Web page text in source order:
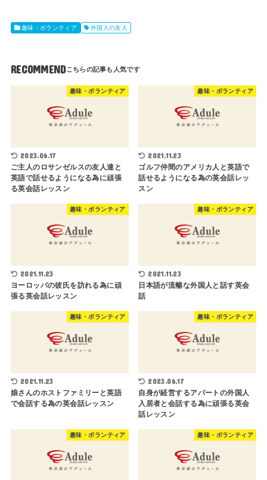
趣味・ボランティア 外国人の友人
RECOMMEND
趣味・ボランティア
2023.06.17
ご主人のロサンゼルスの友人達と
英語で話せるようになる為に頑張
る英会話レッスン
趣味・ボランティア
2021.11.23
ゴルフ仲間のアメリカ人と英語で
話せるようになる為の英会話レッ
スン
趣味・ボランティア
2021.11.23
ヨーロッパの彼氏を訪れる為に頑
張る英会話レッスン
趣味・ボランティア
2021.11.23
日本語が流暢な外国人と話す英会
話
趣味・ボランティア
2021.11.23
娘さんのホストファミリーと英語
で会話する為の英会話レッスン
趣味・ボランティア
2023.06.17
自身が経営するアパートの外国人
入居者と会話する為に頑張る英会
話レッスン
趣味・ボランティア 趣味・ボランティア